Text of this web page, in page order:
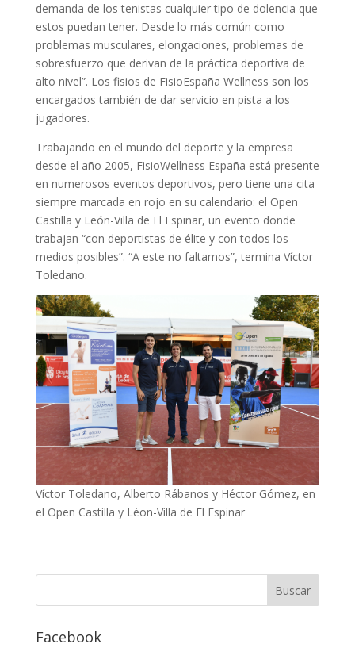
demanda de los tenistas cualquier tipo de dolencia que
estos puedan tener. Desde lo más común como
problemas musculares, elongaciones, problemas de
sobresfuerzo que derivan de la práctica deportiva de
alto nivel”. Los fisios de FisioEspaña Wellness son los
encargados también de dar servicio en pista a los
jugadores.
Trabajando en el mundo del deporte y la empresa
desde el año 2005, FisioWellness España está presente
en numerosos eventos deportivos, pero tiene una cita
siempre marcada en rojo en su calendario: el Open
Castilla y León-Villa de El Espinar, un evento donde
trabajan “con deportistas de élite y con todos los
medios posibles”. “A este no faltamos”, termina Víctor
Toledano.
Víctor Toledano, Alberto Rábanos y Héctor Gómez, en
el Open Castilla y Léon-Villa de El Espinar
Facebook